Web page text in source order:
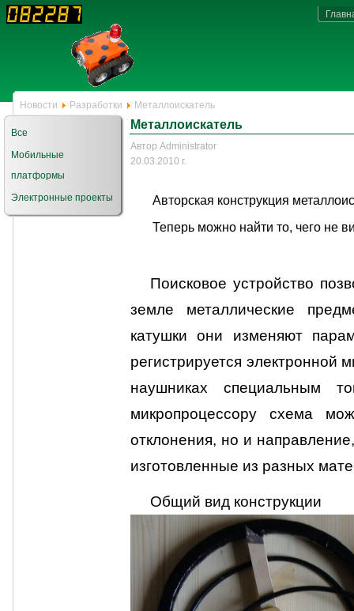
Новости Разработки Металлоискатель
Все
Мобильные
платформы
Электронные проекты
Металлоискатель
Автор Administrator
20.03.2010 г.
Авторская конструкция
Теперь можно найти то, чего не
Поисковое устройство
земле металлические
катушки они изменяют
регистрируется электронной
наушниках специальным
микропроцессору схема
отклонения, но и
изготовленные из разных
Общий вид конструкции